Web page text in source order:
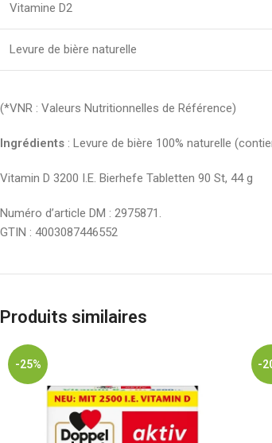
Vitamine D2
Levure de bière naturelle
(*VNR : Valeurs Nutritionnelles de Référence)
Ingrédients : Levure de bière 100% naturelle
Vitamin D 3200 I.E. Bierhefe Tabletten 90 St, 44 g
Numéro d’article DM : 2975871.
GTIN : 4003087446552
Produits similaires
-25% -